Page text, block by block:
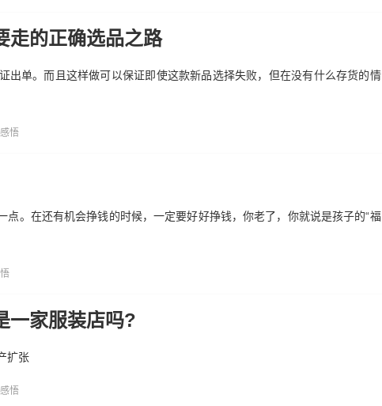
走的正确选品之路
出单。而且这样做可以保证即使这款新品选择失败，但在没有什么存货的情
悟
。在还有机会挣钱的时候，一定要好好挣钱，你老了，你就说是孩子的“福
一家服装店吗?
扩张
悟